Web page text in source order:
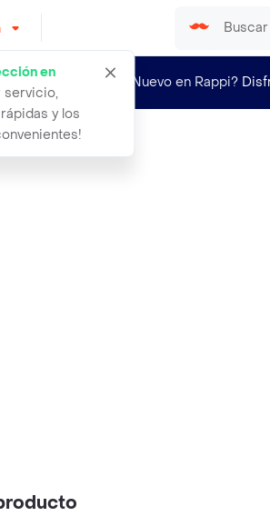
en
servicio,
y los
¿Nuevo en Rappi?
flash